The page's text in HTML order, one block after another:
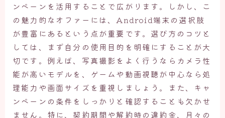
ンペーンを活用することで広がります。しかし、こ
の魅力的なオファーには、Android端末の選択肢
が豊富にあるという点が重要です。選び方のコツと
しては、まず自分の使用目的を明確にすることが大
切です。例えば、写真撮影をよく行うならカメラ性
能が高いモデルを、ゲームや動画視聴が中心なら処
理能力や画面サイズを重視しましょう。また、キャ
ンペーンの条件をしっかりと確認することも欠かせ
ません。特に、契約期間や解約時の違約金、月々の